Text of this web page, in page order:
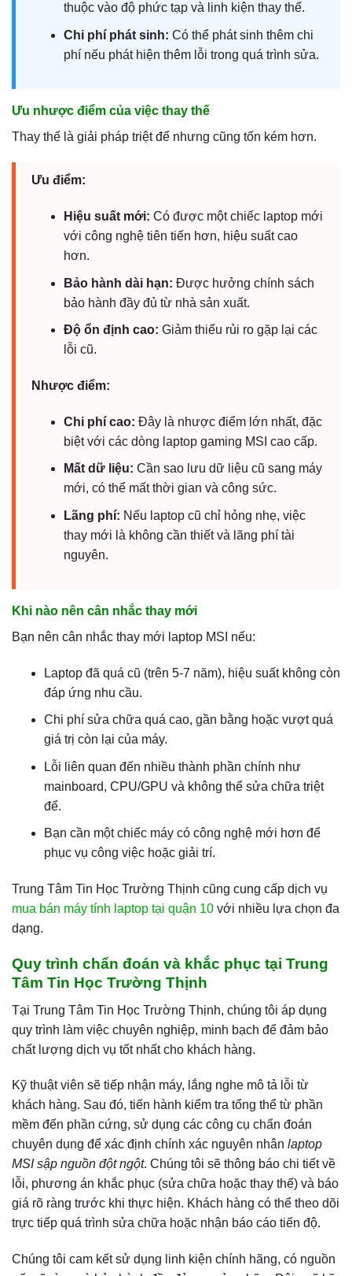
thuộc vào độ phức tạp và linh kiện thay thế.
Chi phí phát sinh: Có thể phát sinh thêm chi
phí nếu phát hiện thêm lỗi trong quá trình sửa.
Ưu nhược điểm của việc thay thế
Thay thế là giải pháp triệt để nhưng cũng tốn kém hơn.
Ưu điểm:
Hiệu suất mới: Có được một chiếc laptop mới
với công nghệ tiên tiến hơn, hiệu suất cao
hơn.
Bảo hành dài hạn: Được hưởng chính sách
bảo hành đầy đủ từ nhà sản xuất.
Độ ổn định cao: Giảm thiểu rủi ro gặp lại các
lỗi cũ.
Nhược điểm:
Chi phí cao: Đây là nhược điểm lớn nhất, đặc
biệt với các dòng laptop gaming MSI cao cấp.
Mất dữ liệu: Cần sao lưu dữ liệu cũ sang máy
mới, có thể mất thời gian và công sức.
Lãng phí: Nếu laptop cũ chỉ hỏng nhẹ, việc
thay mới là không cần thiết và lãng phí tài
nguyên.
Khi nào nên cân nhắc thay mới
Bạn nên cân nhắc thay mới laptop MSI nếu:
Laptop đã quá cũ (trên 5-7 năm), hiệu suất không còn
đáp ứng nhu cầu.
Chi phí sửa chữa quá cao, gần bằng hoặc vượt quá
giá trị còn lại của máy.
Lỗi liên quan đến nhiều thành phần chính như
mainboard, CPU/GPU và không thể sửa chữa triệt
để.
Bạn cần một chiếc máy có công nghệ mới hơn để
phục vụ công việc hoặc giải trí.
Trung Tâm Tin Học Trường Thịnh cũng cung cấp dịch vụ
mua bán máy tính laptop tại quận 10 với nhiều lựa chọn đa
dạng.
Quy trình chẩn đoán và khắc phục tại Trung
Tâm Tin Học Trường Thịnh
Tại Trung Tâm Tin Học Trường Thịnh, chúng tôi áp dụng
quy trình làm việc chuyên nghiệp, minh bạch để đảm bảo
chất lượng dịch vụ tốt nhất cho khách hàng.
Kỹ thuật viên sẽ tiếp nhận máy, lắng nghe mô tả lỗi từ
khách hàng. Sau đó, tiến hành kiểm tra tổng thể từ phần
mềm đến phần cứng, sử dụng các công cụ chẩn đoán
chuyên dụng để xác định chính xác nguyên nhân laptop
MSI sập nguồn đột ngột. Chúng tôi sẽ thông báo chi tiết về
lỗi, phương án khắc phục (sửa chữa hoặc thay thế) và báo
giá rõ ràng trước khi thực hiện. Khách hàng có thể theo dõi
trực tiếp quá trình sửa chữa hoặc nhận báo cáo tiến độ.
Chúng tôi cam kết sử dụng linh kiện chính hãng, có nguồn